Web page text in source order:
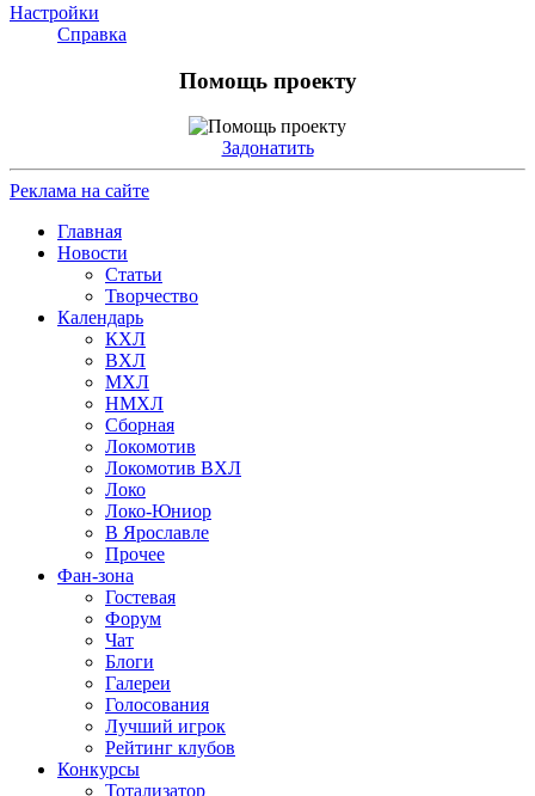
Настройки
Справка
Помощь проекту
Задонатить
Реклама на сайте
Главная
Новости
Статьи
Творчество
Календарь
КХЛ
ВХЛ
МХЛ
НМХЛ
Сборная
Локомотив
Локомотив ВХЛ
Локо
Локо-Юниор
В Ярославле
Прочее
Фан-зона
Гостевая
Форум
Чат
Блоги
Галереи
Голосования
Лучший игрок
Рейтинг клубов
Конкурсы
Тотализатор